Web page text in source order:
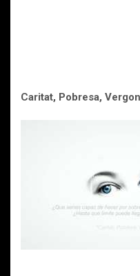
Caritat, Pobresa,